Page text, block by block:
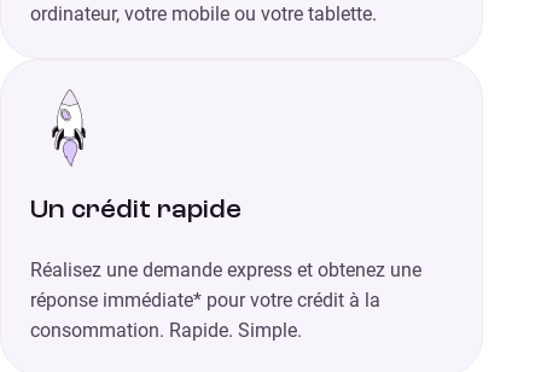
ordinateur, votre mobile ou votre tablette.
Un crédit rapide
Réalisez une demande express et obtenez une
réponse immédiate* pour votre crédit à la
consommation. Rapide. Simple.